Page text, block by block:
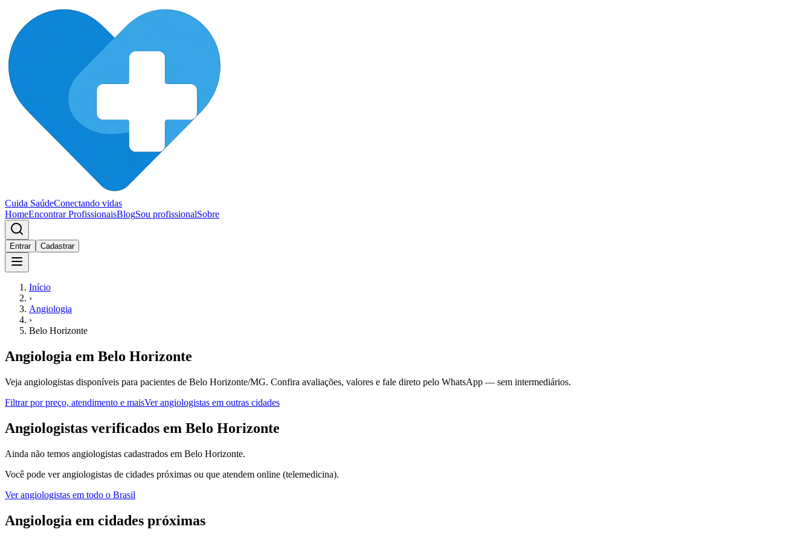
Cuida SaúdeConectando vidas
HomeEncontrar ProfissionaisBlogSou profissionalSobre
Entrar Cadastrar
Início
›
Angiologia
›
Belo Horizonte
Angiologia em Belo Horizonte
Veja angiologistas disponíveis para pacientes de Belo Horizonte/MG. Confira avaliações, valores e fale direto pelo WhatsApp — sem intermediários.
Filtrar por preço, atendimento e maisVerangiologistas em outras cidades
Angiologistas verificados em Belo Horizonte
Ainda não temos angiologistas cadastrados em Belo Horizonte.
Você pode verangiologistas de cidades próximas ou que atendem online (telemedicina).
Verangiologistas em todo o Brasil
Angiologia em cidades próximas